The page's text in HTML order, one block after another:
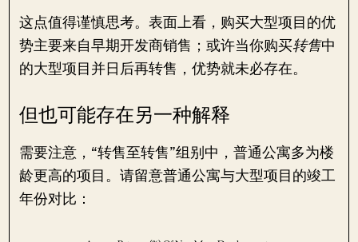
这点值得谨慎思考。表面上看，购买大型项目的优
势主要来自早期开发商销售；或许当你购买转售中
的大型项目并日后再转售，优势就未必存在。
但也可能存在另一种解释
需要注意，“转售至转售”组别中，普通公寓多为楼
龄更高的项目。请留意普通公寓与大型项目的竣工
年份对比：